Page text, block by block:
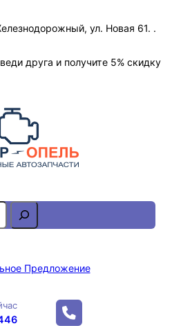
ул. Новая 61. .
друга и получите 5% скидку
S
e
r Предложение